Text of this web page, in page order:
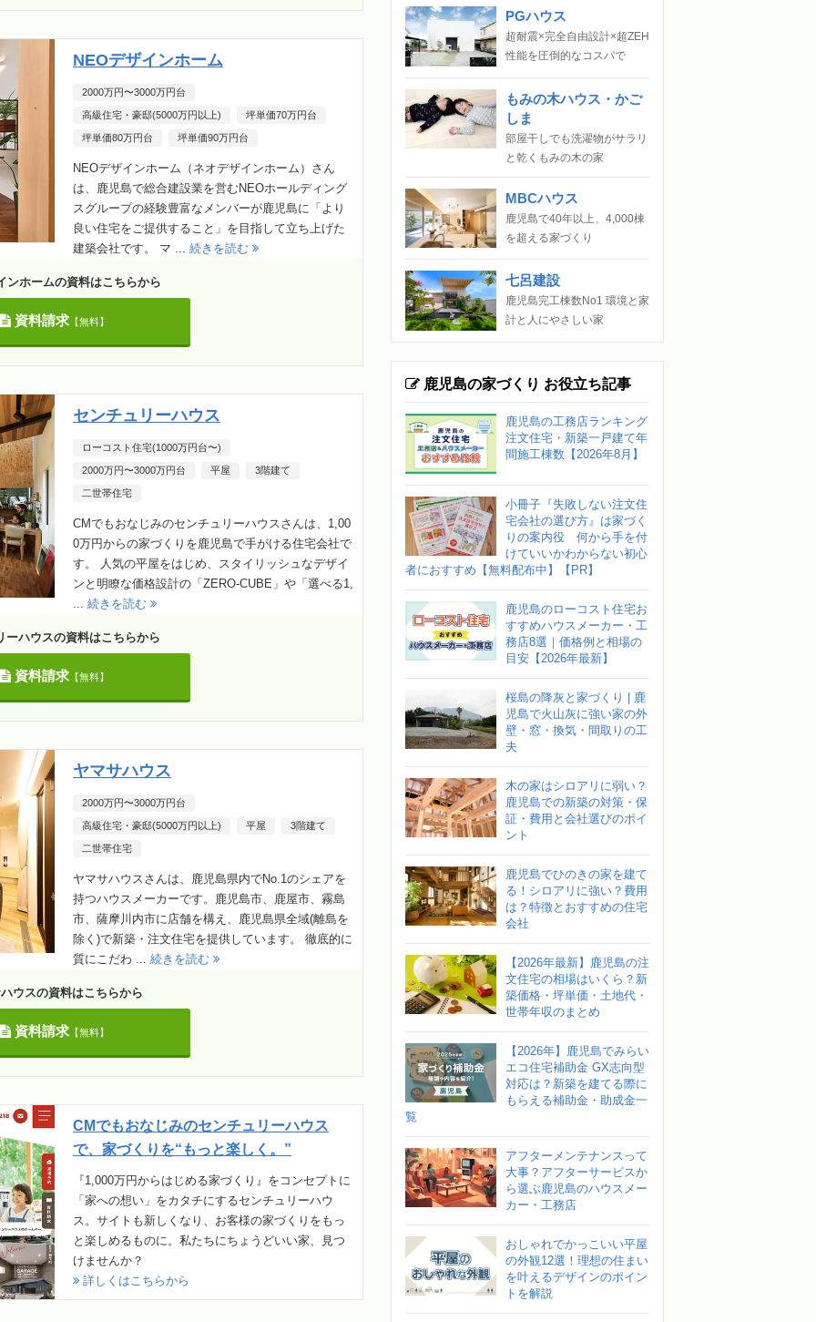
NEOデザインホーム
2000万円〜3000万円台
高級住宅・豪邸(5000万円以上) 坪単価70万円台
坪単価80万円台 坪単価90万円台
NEOデザインホーム（ネオデザインホーム）さん
は、鹿児島で総合建設業を営むNEOホールディング
スグループの経験豊富なメンバーが鹿児島に「より
良い住宅をご提供すること」を目指して立ち上げた
建築会社です。 マ ... 続きを読む
ンホームの資料はこちらから
資料請求【無料】
センチュリーハウス
ローコスト住宅(1000万円台〜)
2000万円〜3000万円台 平屋 3階建て
二世帯住宅
CMでもおなじみのセンチュリーハウスさんは、1,00
0万円からの家づくりを鹿児島で手がける住宅会社で
す。 人気の平屋をはじめ、スタイリッシュなデザイ
ンと明瞭な価格設計の「ZERO-CUBE」や「選べる1,
... 続きを読む
ーハウスの資料はこちらから
資料請求【無料】
ヤマサハウス
2000万円〜3000万円台
高級住宅・豪邸(5000万円以上) 平屋 3階建て
二世帯住宅
ヤマサハウスさんは、鹿児島県内でNo.1のシェアを
持つハウスメーカーです。鹿児島市、鹿屋市、霧島
市、薩摩川内市に店舗を構え、鹿児島県全域(離島を
除く)で新築・注文住宅を提供しています。 徹底的に
質にこだわ ... 続きを読む
ウスの資料はこちらから
資料請求【無料】
CMでもおなじみのセンチュリーハウス
で、家づくりを“もっと楽しく。”
『1,000万円からはじめる家づくり』をコンセプトに
「家への想い」をカタチにするセンチュリーハウ
ス。サイトも新しくなり、お客様の家づくりをもっ
と楽しめるものに。私たちにちょうどいい家、見つ
けませんか？
詳しくはこちらから
PGハウス
超耐震×完全自由設計×超ZEH
性能を圧倒的なコスパで
もみの木ハウス・かご
しま
部屋干しでも洗濯物がサラリ
と乾くもみの木の家
MBCハウス
鹿児島で40年以上、4,000棟
を超える家づくり
七呂建設
鹿児島完工棟数No1 環境と家
計と人にやさしい家
鹿児島の家づくり お役立ち記事
鹿児島の工務店ランキング
注文住宅・新築一戸建て年
間施工棟数【2026年8月】
小冊子『失敗しない注文住
宅会社の選び方』は家づく
りの案内役 何から手を付
けていいかわからない初心
者におすすめ【無料配布中】【PR】
鹿児島のローコスト住宅お
すすめハウスメーカー・工
務店8選｜価格例と相場の
目安【2026年最新】
桜島の降灰と家づくり | 鹿
児島で火山灰に強い家の外
壁・窓・換気・間取りの工
夫
木の家はシロアリに弱い？
鹿児島での新築の対策・保
証・費用と会社選びのポイ
ント
鹿児島でひのきの家を建て
る！シロアリに強い？費用
は？特徴とおすすめの住宅
会社
【2026年最新】鹿児島の注
文住宅の相場はいくら？新
築価格・坪単価・土地代・
世帯年収のまとめ
【2026年】鹿児島でみらい
エコ住宅補助金 GX志向型
対応は？新築を建てる際に
もらえる補助金・助成金一
覧
アフターメンテナンスって
大事？アフターサービスか
ら選ぶ鹿児島のハウスメー
カー・工務店
おしゃれでかっこいい平屋
の外観12選！理想の住まい
を叶えるデザインのポイン
トを解説